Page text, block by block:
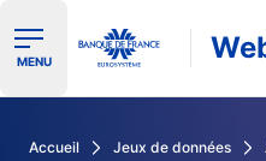
Ouvrir le menu de
MENU
Accueil Jeux de données